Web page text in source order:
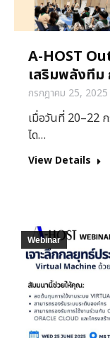
A-HOST
เสริมพลังทีม
กรกฎาคม 25, 2025
เมื่อวันที่ 20–22
ได…
View Details
Webinar